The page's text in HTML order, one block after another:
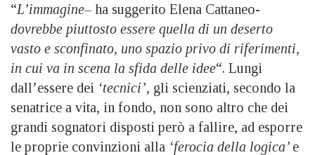
“L’immagine– ha suggerito Elena Cattaneo-
dovrebbe piuttosto essere quella di un deserto
vasto e sconfinato, uno spazio privo di riferimenti,
in cui va in scena la sfida delle idee“. Lungi
dall’essere dei ‘tecnici’, gli scienziati, secondo la
senatrice a vita, in fondo, non sono altro che dei
grandi sognatori disposti però a fallire, ad esporre
le proprie convinzioni alla ‘ferocia della logica’ e